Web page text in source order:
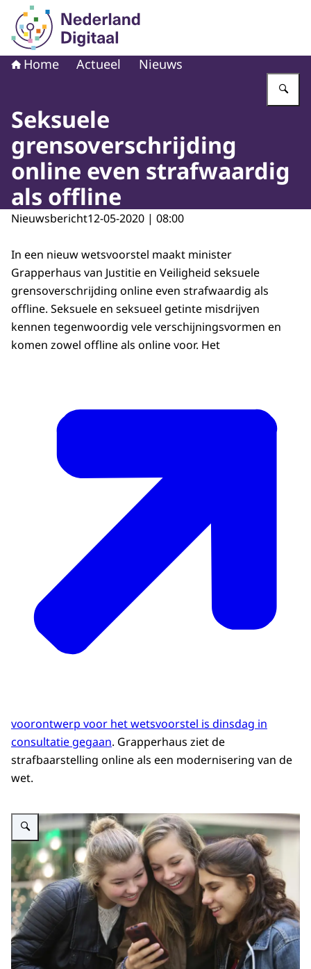
Naar de homepage van Nederland Digitaal
Home Actueel Nieuws
Seksuele
grensoverschrijding
online even strafwaardig
als offline
Nieuwsbericht12-05-2020 | 08:00
In een nieuw wetsvoorstel maakt minister
Grapperhaus van Justitie en Veiligheid seksuele
grensoverschrijding online even strafwaardig als
offline. Seksuele en seksueel getinte misdrijven
kennen tegenwoordig vele verschijningsvormen en
komen zowel offline als online voor. Het
voorontwerp voor het wetsvoorstel is dinsdag in
consultatie gegaan. Grapperhaus ziet de
strafbaarstelling online als een modernisering van de
wet.
Vergroot afbeelding Jongeren sexting sexchatting